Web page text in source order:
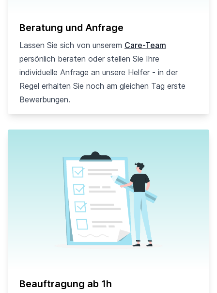
Beratung und Anfrage
Lassen Sie sich von unserem Care-Team
persönlich beraten oder stellen Sie Ihre
individuelle Anfrage an unsere Helfer - in der
Regel erhalten Sie noch am gleichen Tag erste
Bewerbungen.
Beauftragung ab 1h